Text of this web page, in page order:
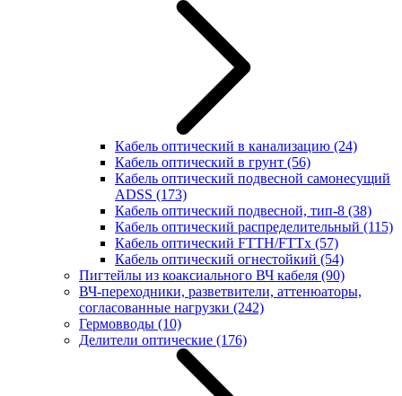
Кабель оптический в канализацию (24)
Кабель оптический в грунт (56)
Кабель оптический подвесной самонесущий
ADSS (173)
Кабель оптический подвесной, тип-8 (38)
Кабель оптический распределительный (115)
Кабель оптический FTTH/FTTx (57)
Кабель оптический огнестойкий (54)
Пигтейлы из коаксиального ВЧ кабеля (90)
ВЧ-переходники, разветвители, аттенюаторы,
согласованные нагрузки (242)
Гермовводы (10)
Делители оптические (176)